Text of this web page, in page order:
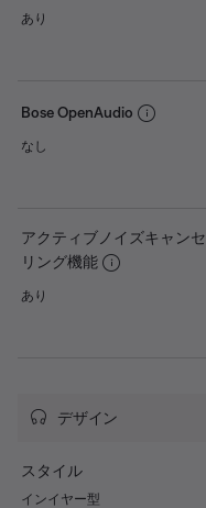
あり
Bose OpenAudio
なし
アクティブノイズキャンセ
リング機能
あり
デザイン
スタイル
インイヤー型